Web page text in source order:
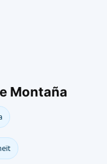
Montaña